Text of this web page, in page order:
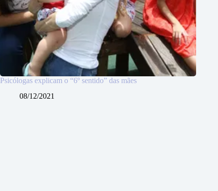
Psicólogas explicam o “6º sentido” das mães
08/12/2021